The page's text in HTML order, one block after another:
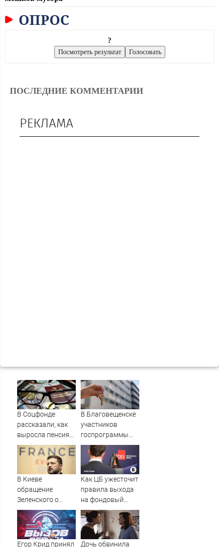
ОПРОС
?
ПОСЛЕДНИЕ КОММЕНТАРИИ
РЕКЛАМА
В Соцфонде
рассказали, как
выросла пенсия
за пять лет -
Новости на
Вести.ru
В Благовещенске
участников
госпрограммы
арендного жилья
не заселили в
квартиры в
обещанную дату
В Киеве
обращение
Зеленского о
Patriot назвали
«комедией»
Как ЦБ ужесточит
правила выхода
на фондовый
рынок
Егор Крид принял
Дочь обвинила